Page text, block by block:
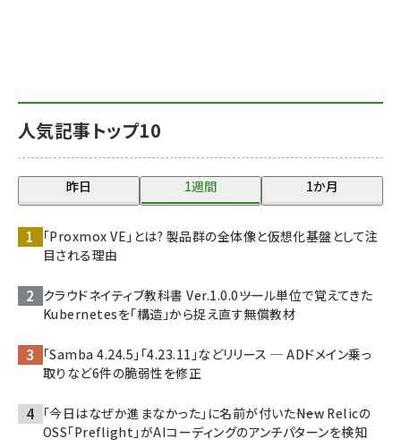
人気記事トップ10
昨日 1週間 1か月
「Proxmox VE」とは? 製品群の全体像と仮想化基盤として注
目される理由
クラウドネイティブ教科書 Ver.1.0.0――ツール単位で覚えてきた
Kubernetesを「構造」から捉え直す無償教材
「Samba 4.24.5」「4.23.11」などリリース ─ ADドメイン乗っ
取りなど6件の脆弱性を修正
「今日はなぜか進まなかった」に名前が付いた――New Relicの
OSS「Preflight」がAIコーディングのアンチパターンを検知